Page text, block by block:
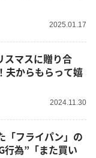
2025.01.17
スマスに贈り合
夫からもらって嬉
2024.11.30
「フライパン」の
行為”「また買い